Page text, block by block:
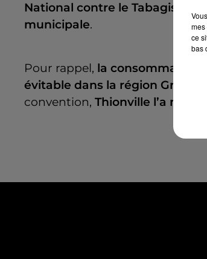
National contre le Tabagisme
municipale.
Pour rappel, la consommation
évitable dans la région Grand-
convention, Thionville l’a
mes
ce
bas